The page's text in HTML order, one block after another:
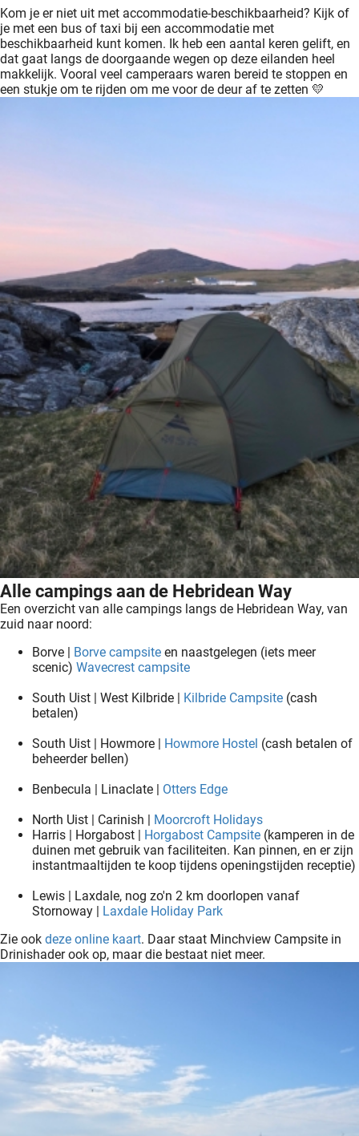
Kom je er niet uit met accommodatie-beschikbaarheid? Kijk of
je met een bus of taxi bij een accommodatie met
beschikbaarheid kunt komen. Ik heb een aantal keren gelift, en
dat gaat langs de doorgaande wegen op deze eilanden heel
makkelijk. Vooral veel camperaars waren bereid te stoppen en
een stukje om te rijden om me voor de deur af te zetten 💛
Alle campings aan de Hebridean Way
Een overzicht van alle campings langs de Hebridean Way, van
zuid naar noord:
Borve | Borve campsite en naastgelegen (iets meer
scenic) Wavecrest campsite
South Uist | West Kilbride | Kilbride Campsite (cash
betalen)
South Uist | Howmore | Howmore Hostel (cash betalen of
beheerder bellen)
Benbecula | Linaclate | Otters Edge
North Uist | Carinish | Moorcroft Holidays
Harris | Horgabost | Horgabost Campsite (kamperen in de
duinen met gebruik van faciliteiten. Kan pinnen, en er zijn
instantmaaltijden te koop tijdens openingstijden receptie)
Lewis | Laxdale, nog zo'n 2 km doorlopen vanaf
Stornoway | Laxdale Holiday Park
Zie ook deze online kaart. Daar staat Minchview Campsite in
Drinishader ook op, maar die bestaat niet meer.